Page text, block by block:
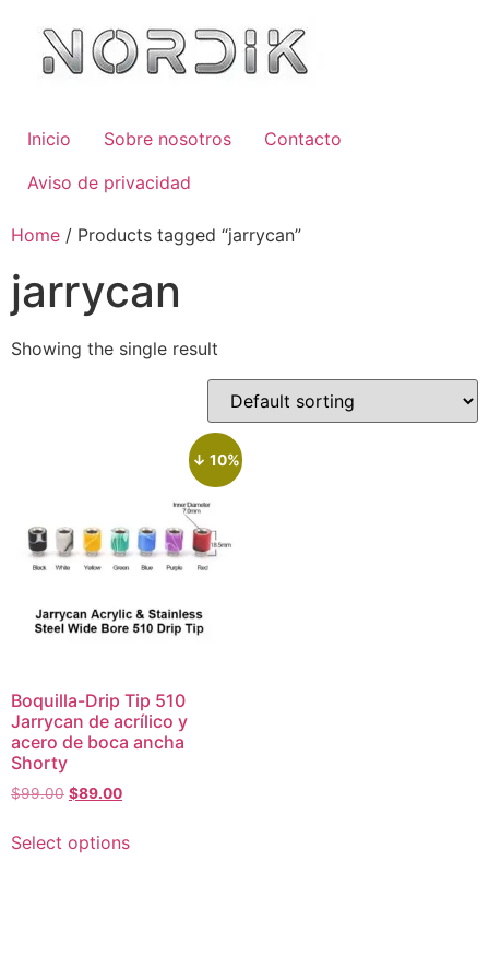
Inicio Sobre nosotros
Contacto
Aviso de privacidad
Home / Products tagged “jarrycan”
jarrycan
Showing the single result
↓ 10%
Boquilla-Drip Tip 510
Jarrycan de acrílico y
acero de boca ancha
Shorty
$99.00 $89.00
Select options